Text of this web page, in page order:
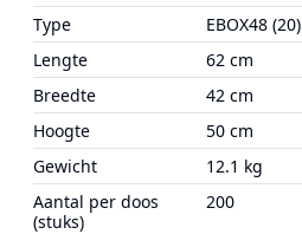
Type
EBOX48 (20)
Lengte
62 cm
Breedte
42 cm
Hoogte
50 cm
Gewicht
12.1 kg
Aantal per doos
(stuks)
200